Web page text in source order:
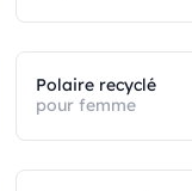
Polaire recyclé
pour femme